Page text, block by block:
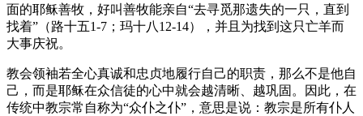
面的耶稣善牧，好叫善牧能亲自“去寻觅那遗失的一只，直到
找着”（路十五1-7；玛十八12-14），并且为找到这只亡羊而
大事庆祝。
教会领袖若全心真诚和忠贞地履行自己的职责，那么不是他自
己，而是耶稣在众信徒的心中就会越清晰、越巩固。因此，在
传统中教宗常自称为“众仆之仆”，意思是说：教宗是所有仆人